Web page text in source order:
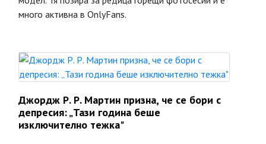
много активна в OnlyFans.
Джордж Р. Р. Мартин призна, че се бори с
депресия: „Тази година беше
изключително тежка"